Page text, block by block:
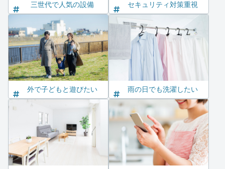
三世代で人気の設備 セキュリティ対策重視
外で子どもと遊びたい 雨の日でも洗濯したい